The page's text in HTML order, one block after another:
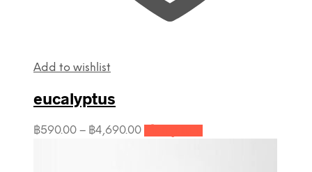
Add to wishlist
eucalyptus
฿590.00 – ฿4,690.00Price
range:
This
product